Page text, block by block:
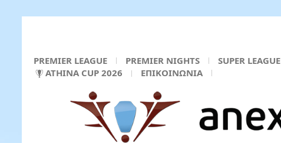
PREMIER LEAGUE PREMIER NIGHTS SUPER LEAGUE
ATHINA CUP 2026
ΕΠΙΚΟΙΝΩΝΙΑ